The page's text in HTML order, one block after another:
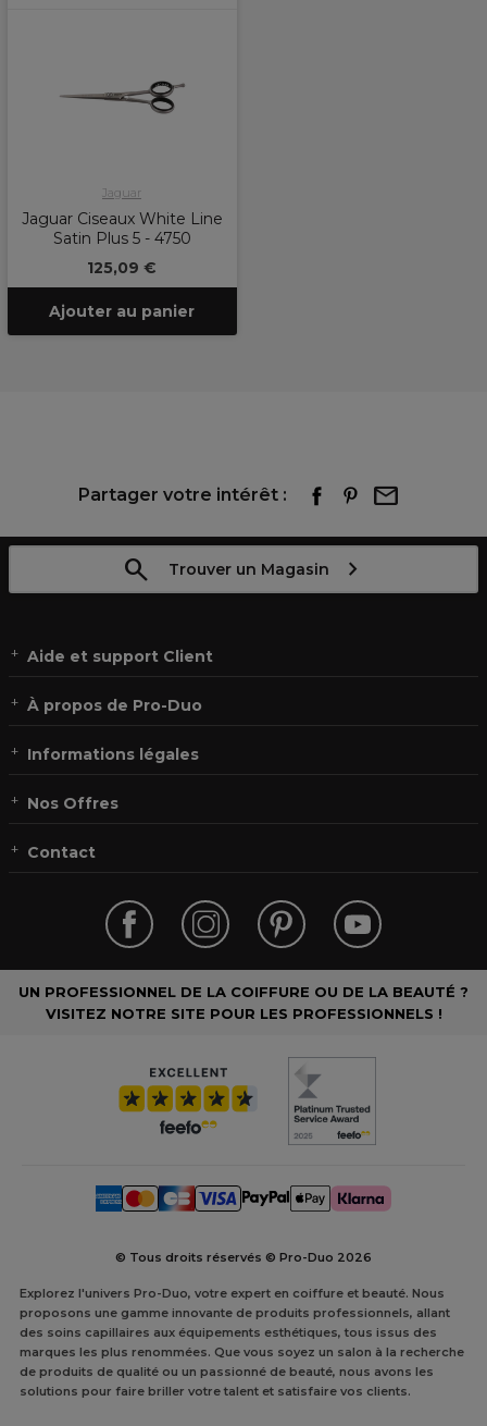
Jaguar
Jaguar Ciseaux White Line
Satin Plus 5 - 4750
125,09 €
Ajouter au panier
Partager votre intérêt :
Trouver un Magasin
Aide et support Client
À propos de Pro-Duo
Informations légales
Nos Offres
Contact
UN PROFESSIONNEL DE LA COIFFURE OU DE LA BEAUTÉ ?
VISITEZ NOTRE SITE POUR LES PROFESSIONNELS !
© Tous droits réservés © Pro-Duo 2026
Explorez l'univers Pro-Duo, votre expert en coiffure et beauté. Nous
proposons une gamme innovante de produits professionnels, allant
des soins capillaires aux équipements esthétiques, tous issus des
marques les plus renommées. Que vous soyez un salon à la recherche
de produits de qualité ou un passionné de beauté, nous avons les
solutions pour faire briller votre talent et satisfaire vos clients.